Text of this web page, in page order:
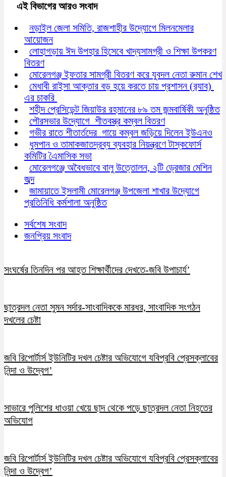
এই বিভাগের আরও সংবাদ
নড়াইল জেলা সমিতি, রাজশাহীর উদ্যোগে মিলনমেলার
আয়োজন
লোহাগড়ায় ঈদ উপহার হিসেবে খাদ্যসামগ্রী ও শিক্ষা উপকরণ
বিতরণ
মোরেলগঞ্জ ইফতার সামগ্রী বিতরণ করে যুবদল নেতা রুমান শেখ
মেধাবী রাইসা আক্তার বড় হয়ে করতে চায় প্রশাসন (র‍্যাব)
এর চাকরি
শহীদ প্রেসিডেন্ট জিয়াউর রহমানের ৮৯ তম জন্মবার্ষিকী অনুষ্ঠিত
পৌরসভার উদ্যোগে শীতবস্ত্র কম্বল বিতরণ
গভীর রাতে শীতার্তদের গায়ে কম্বল জড়িয়ে দিলেন ইউএনও
ধুমপান ও তামাকজাতদ্রব্য ব্যবহার নিয়ন্ত্রণে টাস্কফোর্স
কমিটির এৈমাসিক সভা
মোরেলগঞ্জে অবৈধভাবে বালু উত্তোলন, ২টি ড্রেজার মেশিন
জব্দ
জামায়াতে ইসলামী মোরেলগঞ্জ উপজেলা শাখার উদ্যোগে
প্রতিনিধি কর্মশালা অনুষ্ঠিত
সর্বশেষ সংবাদ
জনপ্রিয় সংবাদ
সংঘর্ষের তিনদিন পর আহত শিক্ষার্থীদের দেখতে-জবি উপাচার্য’
ছাত্রদল নেতা সুমন সর্দার-সাংবাদিককে মারধর, সাংবাদিক সংগঠন
দখলের চেষ্টা
জবি রিপোর্টার্স ইউনিটির দখল চেষ্টার অভিযোগে যবিপ্রবি প্রেসক্লাবের
নিন্দা ও উদ্বেগ’
সাভারে পুলিশের ধাওয়া খেয়ে ছাদ থেকে পড়ে ছাত্রদল নেতা নিহতের
অভিযোগ
জবি রিপোর্টার্স ইউনিটির দখল চেষ্টার অভিযোগে যবিপ্রবি প্রেসক্লাবের
নিন্দা ও উদ্বেগ’